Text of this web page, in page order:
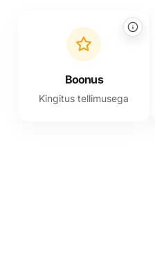
Boonus
Kingitus tellimusega